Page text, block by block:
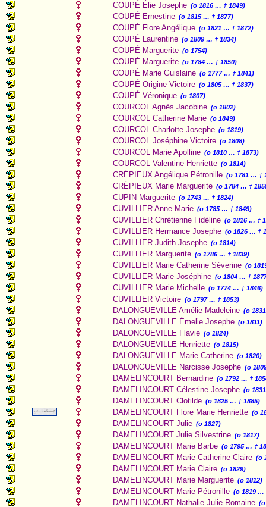
COUPÉ Élie Josephe (o 1816 … † 1849)
COUPÉ Ernestine (o 1815 … † 1877)
COUPÉ Flore Angélique (o 1821 … † 1872)
COUPÉ Laurentine (o 1809 … † 1834)
COUPÉ Marguerite (o 1754)
COUPÉ Marguerite (o 1784 … † 1850)
COUPÉ Marie Guislaine (o 1777 … † 1841)
COUPÉ Origine Victoire (o 1805 … † 1837)
COUPÉ Véronique (o 1807)
COURCOL Agnès Jacobine (o 1802)
COURCOL Catherine Marie (o 1849)
COURCOL Charlotte Josephe (o 1819)
COURCOL Joséphine Victoire (o 1808)
COURCOL Marie Apolline (o 1810 … † 1873)
COURCOL Valentine Henriette (o 1814)
CRÉPIEUX Angélique Pétronille (o 1781 … †
CRÉPIEUX Marie Marguerite (o 1784 … †
CUPIN Marguerite (o 1743 … † 1824)
CUVILLIER Anne Marie (o 1785 … † 1849)
CUVILLIER Chrétienne Fidéline (o 1816 … †
CUVILLIER Hermance Josephe (o 1826 … †
CUVILLIER Judith Josephe (o 1814)
CUVILLIER Marguerite (o 1786 … † 1839)
CUVILLIER Marie Catherine Séverine (o
CUVILLIER Marie Joséphine (o 1804 … †
CUVILLIER Marie Michelle (o 1774 … † 1846)
CUVILLIER Victoire (o 1797 … † 1853)
DALONGUEVILLE Amélie Madeleine (o
DALONGUEVILLE Émelie Josephe (o 1811)
DALONGUEVILLE Flavie (o 1824)
DALONGUEVILLE Henriette (o 1815)
DALONGUEVILLE Marie Catherine (o 1820)
DALONGUEVILLE Narcisse Josephe (o
DAMELINCOURT Bernardine (o 1792 … †
DAMELINCOURT Célestine Josephe (o
DAMELINCOURT Clotilde (o 1825 … † 1885)
DAMELINCOURT Flore Marie Henriette (o
DAMELINCOURT Julie (o 1827)
DAMELINCOURT Julie Silvestrine (o 1817)
DAMELINCOURT Marie Barbe (o 1795 … †
DAMELINCOURT Marie Catherine Claire (o
DAMELINCOURT Marie Claire (o 1829)
DAMELINCOURT Marie Marguerite (o 1812)
DAMELINCOURT Marie Pétronille (o 1819 …
DAMELINCOURT Nathalie Julie Romaine